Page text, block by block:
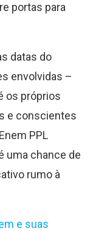
portas para
datas do
envolvidas –
os próprios
e conscientes
PPL
uma chance de
rumo à
e suas